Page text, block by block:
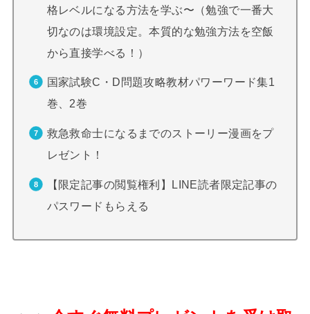
格レベルになる方法を学ぶ〜（勉強で一番大
切なのは環境設定。本質的な勉強方法を空飯
から直接学べる！）
国家試験C・D問題攻略教材パワーワード集1
巻、2巻
救急救命士になるまでのストーリー漫画をプ
レゼント！
【限定記事の閲覧権利】LINE読者限定記事の
パスワードもらえる